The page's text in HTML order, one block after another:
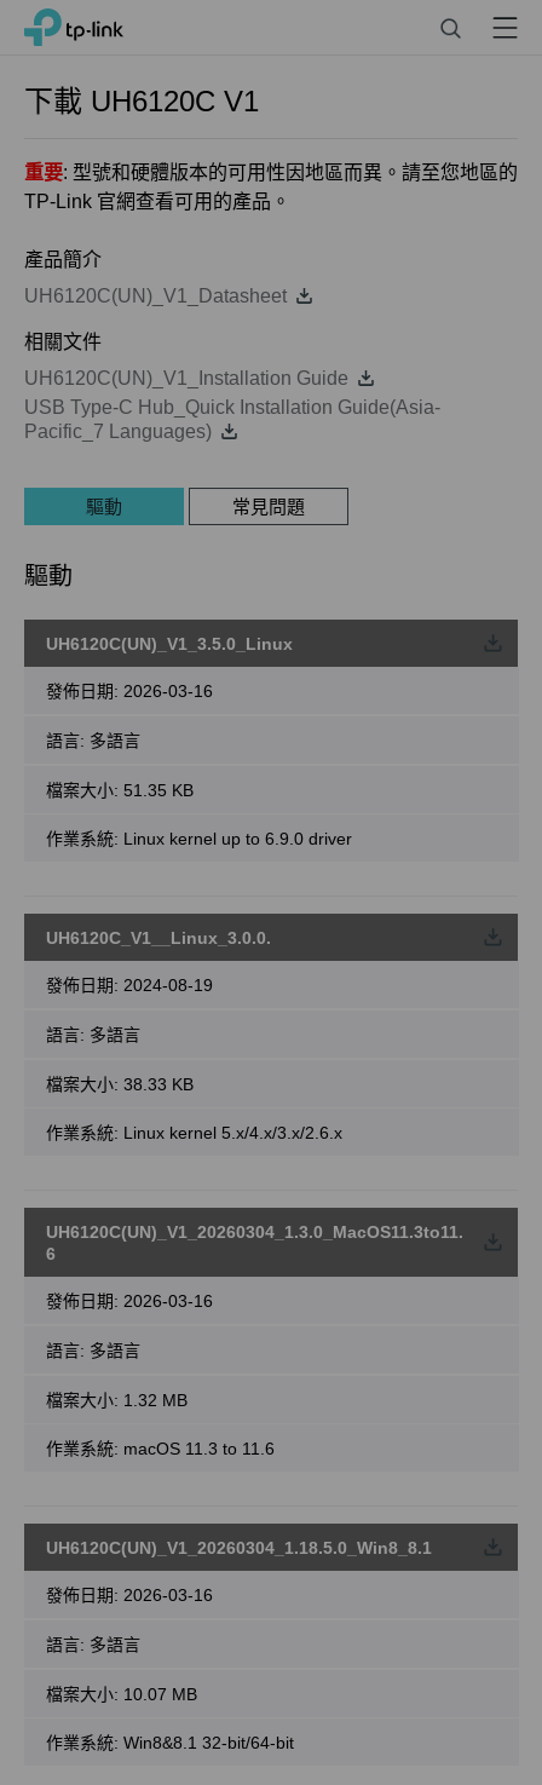
Click
navigation
TP-Link, Reliably Smart Menu
下載 UH6120C V1
重要: 型號和硬體版本的可用性因地區而異。請至您地區的
TP-Link 官網查看可用的產品。
產品簡介
UH6120C(UN)_V1_Datasheet
相關文件
UH6120C(UN)_V1_Installation Guide
USB Type-C Hub_Quick Installation Guide(Asia-
Pacific_7 Languages)
驅動 常見問題
驅動
UH6120C(UN)_V1_3.5.0_Linux
發佈日期: 2026-03-16
語言: 多語言
檔案大小: 51.35 KB
作業系統: Linux kernel up to 6.9.0 driver
UH6120C_V1__Linux_3.0.0.
發佈日期: 2024-08-19
語言: 多語言
檔案大小: 38.33 KB
作業系統: Linux kernel 5.x/4.x/3.x/2.6.x
UH6120C(UN)_V1_20260304_1.3.0_MacOS11.3to11.
6
發佈日期: 2026-03-16
語言: 多語言
檔案大小: 1.32 MB
作業系統: macOS 11.3 to 11.6
UH6120C(UN)_V1_20260304_1.18.5.0_Win8_8.1
發佈日期: 2026-03-16
語言: 多語言
檔案大小: 10.07 MB
作業系統: Win8&8.1 32-bit/64-bit